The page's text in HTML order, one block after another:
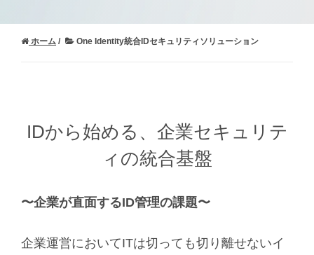
ホーム One Identity統合IDセキュリティソリューション
IDから始める、企業セキュリテ
ィの統合基盤
〜企業が直面するID管理の課題〜
企業運営においてITは切っても切り離せないイ